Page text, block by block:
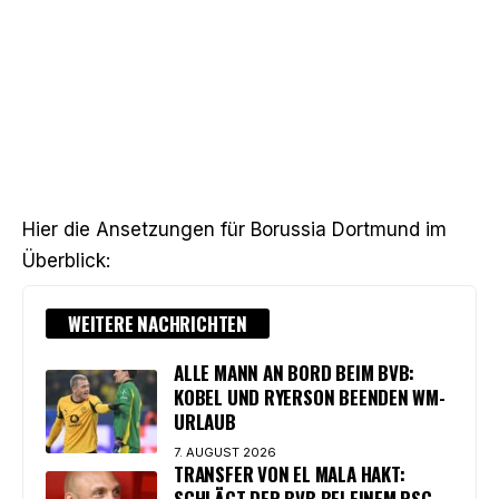
Hier die Ansetzungen für Borussia Dortmund im
Überblick:
WEITERE NACHRICHTEN
ALLE MANN AN BORD BEIM BVB:
KOBEL UND RYERSON BEENDEN WM-
URLAUB
7. AUGUST 2026
TRANSFER VON EL MALA HAKT: